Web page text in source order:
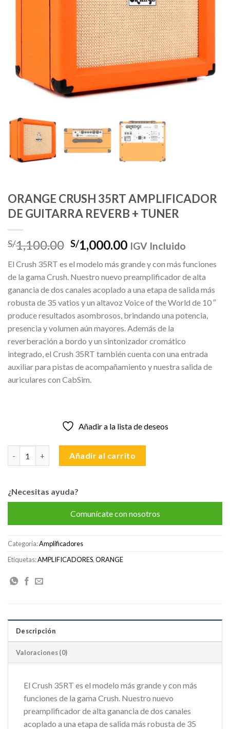
ORANGE CRUSH 35RT AMPLIFICADOR
DE GUITARRA REVERB + TUNER
S/1,100.00 El
precio
original
era:
S/1,100.00.
S/1,000.00El
actual
es:
S/1,000.00.
IGV Incluido
El Crush 35RT es el modelo más grande y con más funciones
de la gama Crush. Nuestro nuevo preamplificador de alta
ganancia de dos canales acoplado a una etapa de salida más
robusta de 35 vatios y un altavoz Voice of the World de 10 ″
produce resultados asombrosos, brindando una potencia,
presencia y volumen aún mayores. Además de la
reverberación a bordo y un sintonizador cromático
integrado, el Crush 35RT también cuenta con una entrada
auxiliar para pistas de acompañamiento y nuestra salida de
auriculares con CabSim.
Añadir a la lista de deseos
Añadir al carrito
¿Necesitas ayuda?
Comunícate con nosotros
Categoría:Amplificadores
Etiquetas:AMPLIFICADORES,ORANGE
Descripción
Valoraciones (0)
El Crush 35RT es el modelo más grande y con más
funciones de la gama Crush. Nuestro nuevo
preamplificador de alta ganancia de dos canales
acoplado a una etapa de salida más robusta de 35